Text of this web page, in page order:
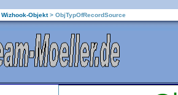
Wizhook-Objekt> ObjTypOfRecordSource